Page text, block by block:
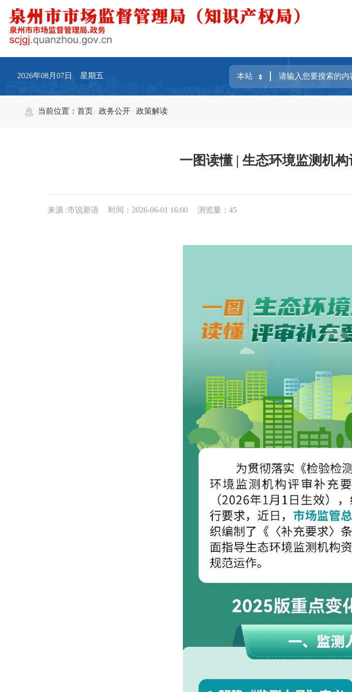
2026年08月07日 星期五
当前位置：首页 政务公开 政策解读
一图读懂 | 生态环境监测机
来源 :市说新语 时间：2026-06-01 16:00 浏览量： 45